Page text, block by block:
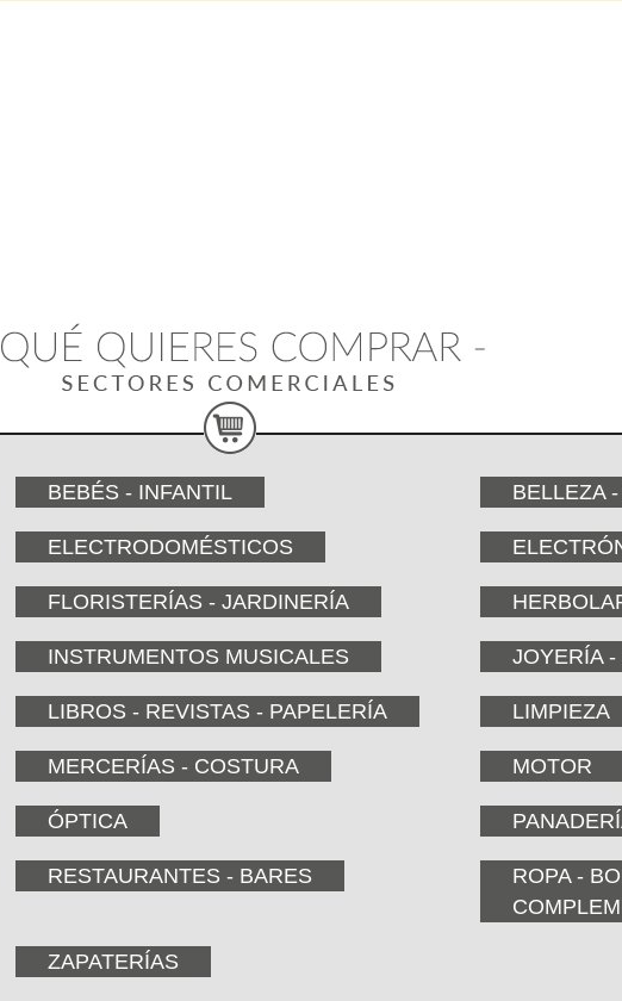
BEBÉS - INFANTIL BELLEZA
ELECTRODOMÉSTICOS
FLORISTERÍAS - JARDINERÍA
INSTRUMENTOS MUSICALES JOYERÍA
LIBROS - REVISTAS - PAPELERÍA LIMPIEZA
MERCERÍAS - COSTURA MOTOR
ÓPTICA
RESTAURANTES - BARES
ROPA -
ZAPATERÍAS